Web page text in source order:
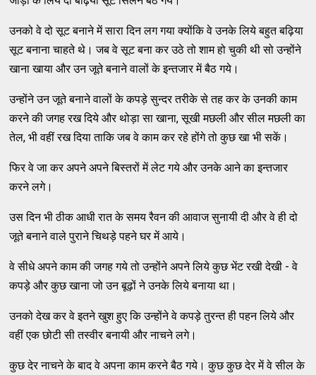
उनको वे दो सूट बनाने में सारा दिन लग गया क्योंकि वे उनके लिये बहुत बढ़िया
सूट बनाना चाहते थे। जब वे सूट बना कर उठे तो शाम हो चुकी थी सो उन्होंने
खाना खाया और उन जूते बनाने वालों के इन्तजार में बैठ गये।
उन्होंने उन जूते बनाने वालों के कपड़े सुन्दर तरीके से तह कर के उनकी काम
करने की जगह रख दिये और थोड़ा सा खाना, सूखी मछली और सील मछली का
तेल, भी वहीं रख दिया ताकि जब वे काम कर रहे होंगे तो कुछ खा भी सकें।
फिर वे जा कर अपने अपने बिस्तरों में लेट गये और उनके आने का इन्तजार
करने लगे।
उस दिन भी ठीक आधी रात के समय रैवन की आवाज सुनायी दी और वे ही दो
जूते बनाने वाले पुराने चिथड़े पहने घर में आये।
वे सीधे अपने काम की जगह गये तो उन्होंने अपने लिये कुछ भेंट रखी देखी - वे
कपड़े और कुछ खाना जो उन बूढ़ों ने उनके लिये बनाया था।
उनको देख कर वे इतने खुश हुए कि उन्होंने वे कपड़े तुरन्त ही पहन लिये और
वहीं एक छोटी सी तस्वीर बनायी और नाचने लगे।
कुछ देर नाचने के बाद वे अपना काम करने बैठ गये। कुछ कुछ देर में वे सील के